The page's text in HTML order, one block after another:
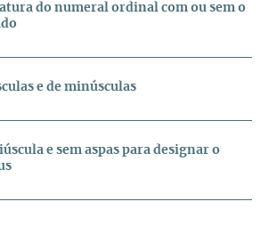
do numeral ordinal com ou sem o
e de minúsculas
e sem aspas para designar o